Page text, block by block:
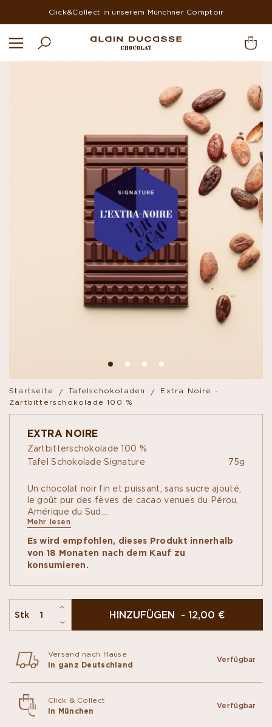
Click&Collect in unserem Münchner Comptoir
Startseite Tafelschokoladen
Extra Noire -
Zartbitterschokolade 100 %
EXTRA NOIRE
Zartbitterschokolade 100 %
Tafel Schokolade Signature
75g
Un chocolat noir fin et puissant, sans sucre ajouté,
le goût pur des fèves de cacao venues du Pérou,
Amérique du Sud.
Les tablettes Signature sont l’alliance d’un goût à
révélant le caractère brut et pur de nos fèves
sélectionnées.
Mehr lesen
Es wird empfohlen, dieses Produkt innerhalb
von 18 Monaten nach dem Kauf zu
konsumieren.
Stk HINZUFÜGEN - 12,00 €
Versand nach Hause
In ganz Deutschland
Verfügbar
Click & Collect
In München
Verfügbar